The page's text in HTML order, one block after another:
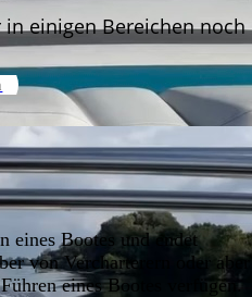
einigen Bereichen noch
eines Bootes und endet
von Vercharterern oder
eines Bootes verfügen.